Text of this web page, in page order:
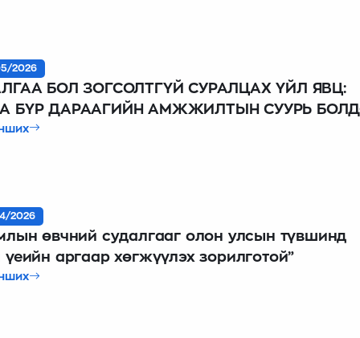
2026
БОЛ ЗОГСОЛТГҮЙ СУРАЛЦАХ ҮЙЛ ЯВЦ:
БҮР ДАРААГИЙН АМЖЖИЛТЫН СУУРЬ
2026
өвчний судалгааг олон улсын түвшинд
үеийн аргаар хөгжүүлэх зорилготой”